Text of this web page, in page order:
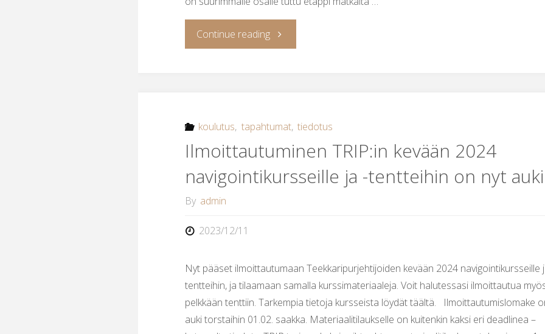
Continue reading"Johtisrekry
hengailu
20.3."
koulutus, tapahtumat, tiedotus
Ilmoittautuminen TRIP:in kevään 2024
navigointikursseille ja -tentteihin on nyt
By admin
2023/12/11
Nyt pääset ilmoittautumaan Teekkaripurjehtijoiden kevään 2024 navigointikursseille
tentteihin, ja tilaamaan samalla kurssimateriaaleja. Voit halutessasi ilmoittautua
pelkkään tenttiin. Tarkempia tietoja kursseista löydät täältä. Ilmoittautumislomake
auki torstaihin 01.02. saakka. Materiaalitilaukselle on kuitenkin kaksi eri deadlinea –